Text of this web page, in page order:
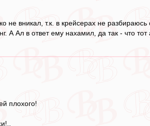
не вникал, т.к. в крейсерах не
А Ал в ответ ему нахамил, да так - что
плохого!